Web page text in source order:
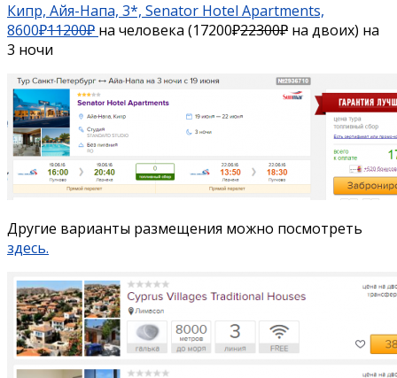
Кипр, Айя-Напа, 3*, Senator Hotel Apartments,
8600₽11200₽ на человека (17200₽22300₽ на двоих) на
3 ночи
Другие варианты размещения можно посмотреть
здесь.